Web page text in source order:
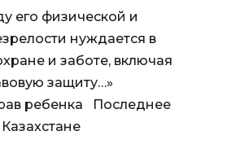
его физической и
нуждается в
и заботе, включая
защиту…»
ребенка Последнее